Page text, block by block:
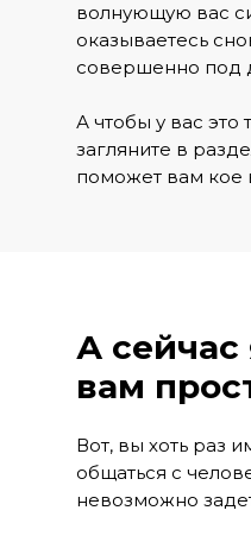
волнующую вас
оказываетесь
совершенно под
А чтобы у вас это
загляните в
поможет вам кое
А сейчас
вам
Вот, вы хоть раз
общаться с
невозможно